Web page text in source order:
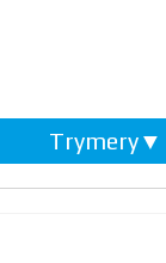
Trymery▼